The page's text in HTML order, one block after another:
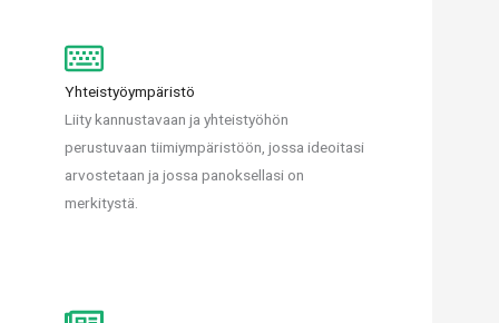
Yhteistyöympäristö
Liity kannustavaan ja yhteistyöhön
perustuvaan tiimiympäristöön, jossa ideoitasi
arvostetaan ja jossa panoksellasi on
merkitystä.